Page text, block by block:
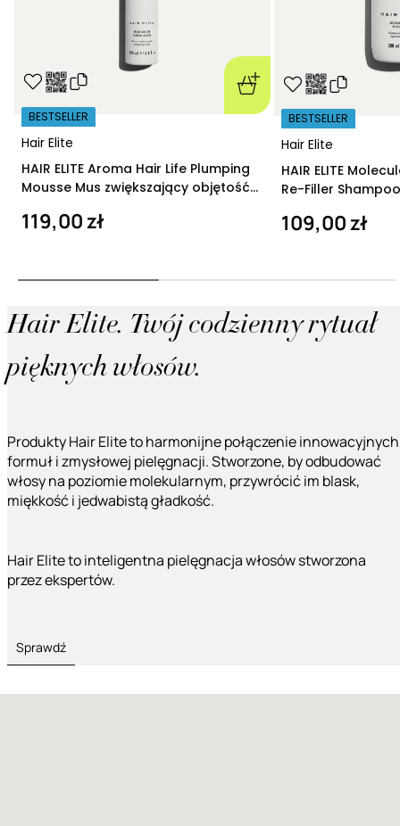
Hair Elite
BESTSELLER
HAIR ELITE Aroma Hair Life Plumping
Mousse Mus zwiększający objętość
119,00 zł
Hair Elite
BESTSELLER
HAIR ELITE
Re-Filler
109,00 zł
Hair Elite. Twój codzienny rytuał
pięknych włosów.
Produkty Hair Elite to harmonijne połączenie innowacyjnych
formuł i zmysłowej pielęgnacji. Stworzone, by odbudować
włosy na poziomie molekularnym, przywrócić im blask,
miękkość i jedwabistą gładkość.
Hair Elite to inteligentna pielęgnacja włosów stworzona
przez ekspertów.
Sprawdź